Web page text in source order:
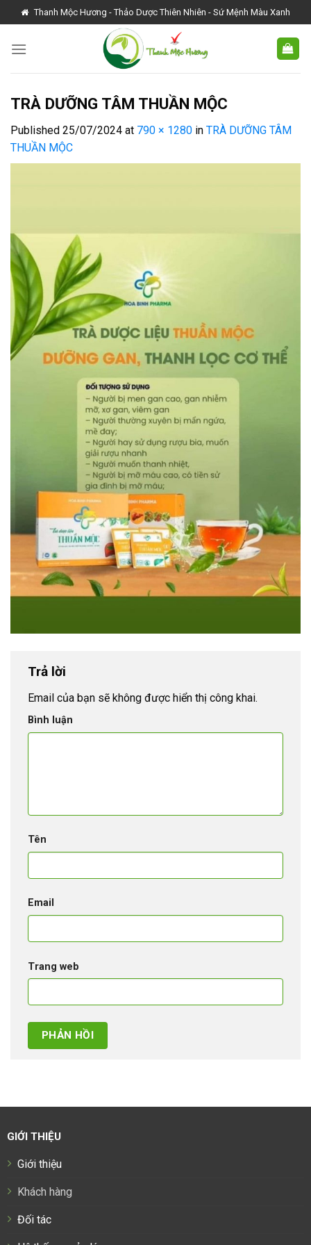
Skip
to
content
Thanh Mộc Hương - Thảo Dược Thiên Nhiên - Sứ Mệnh Màu Xanh
TRÀ DƯỠNG TÂM THUẦN MỘC
Published 25/07/2024 at 790 × 1280 in TRÀ DƯỠNG TÂM
THUẦN MỘC
Trả lời
Email của bạn sẽ không được hiển thị công khai.
Bình luận
Tên
Email
Trang web
GIỚI THIỆU
Giới thiệu
Khách hàng
Đối tác